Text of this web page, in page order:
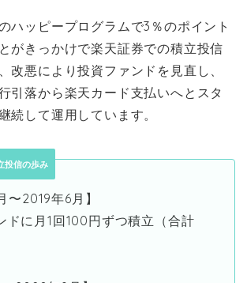
ハッピープログラムで3％のポイント
がきっかけで楽天証券での積立投信
改悪により投資ファンドを見直し、
引落から楽天カード支払いへとスタ
続して運用しています。
投信の歩み
〜2019年6月】
ドに月1回100円ずつ積立（合計